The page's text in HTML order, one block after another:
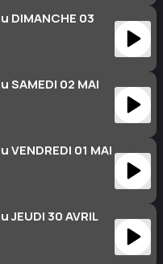
03
02 MAI
01 MAI
30 AVRIL